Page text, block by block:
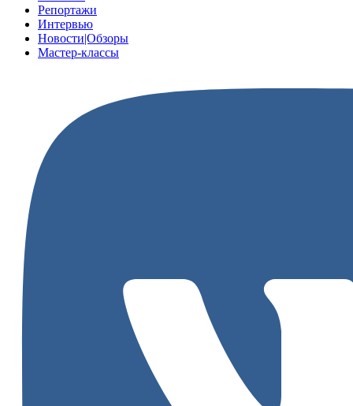
Репортажи
Интервью
Новости|Обзоры
Мастер-классы